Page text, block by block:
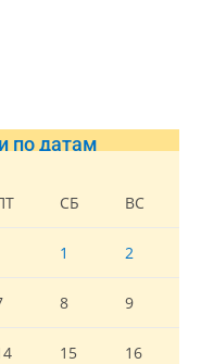
по датам
СБ ВС
1 2
8 9
15 16